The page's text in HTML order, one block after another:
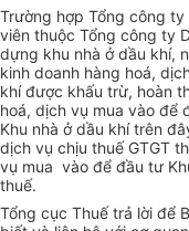
Trường hợp Tổng công
viên thuộc Tổng công ty
dựng khu nhà ở dầu khí,
kinh doanh hàng hoá,
khí được khấu trừ, hoàn
hoá, dịch vụ mua vào để
Khu nhà ở dầu khí trên
dịch vụ chịu thuế GTGT
vụ mua vào để đầu tư
thuế.
Tổng cục Thuế trả lời để